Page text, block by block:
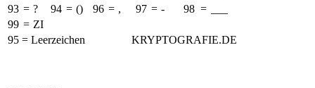
93 = ? 94 = () 96 = , 97 = - 98 =
99 = ZI
95 = Leerzeichen
KRYPTOGRAFIE.DE